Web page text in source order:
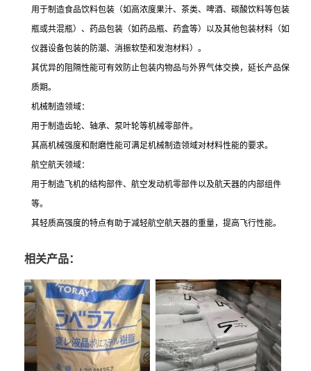
用于制造食品饮料包装（如高浓度果汁、茶类、啤酒、碳酸饮料等包装
瓶或共混瓶）、药品包装（如药品瓶、药盒等）以及其他包装材料（如
仪器设备包装的防潮、消振软垫和发泡材料）。
其优异的阻隔性能可有效防止包装内物品与外界气体交换，延长产品保
质期。
机械制造领域：
用于制造齿轮、轴承、泵叶轮等机械零部件。
其高机械强度和耐磨性能可满足机械制造领域对材料性能的要求。
航空航天领域：
用于制造飞机的结构部件、航空发动机零部件以及航天器的内部组件
等。
其轻质高强度的特点有助于减轻航空航天器的重量，提高飞行性能。
相关产品：